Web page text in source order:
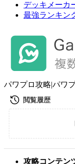
デッキメーカ
最強ランキン
パワプロ攻略|パワ
攻略コンテン